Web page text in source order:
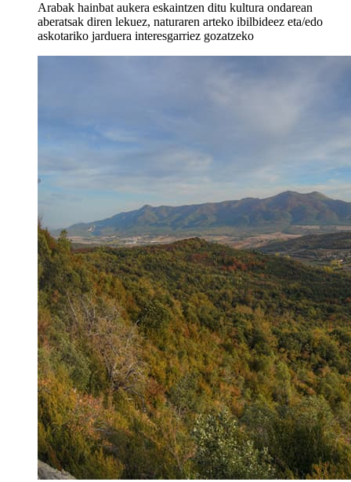
Arabak hainbat aukera eskaintzen ditu kultura ondarean
aberatsak diren lekuez, naturaren arteko ibilbideez eta/edo
askotariko jarduera interesgarriez gozatzeko